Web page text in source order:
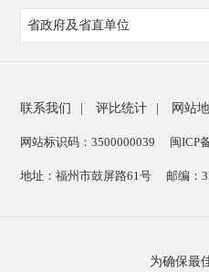
省政府及省直单位
联系我们 评比统计 网站
网站标识码：3500000039 闽ICP
地址：福州市鼓屏路61号 邮编：
为确保最